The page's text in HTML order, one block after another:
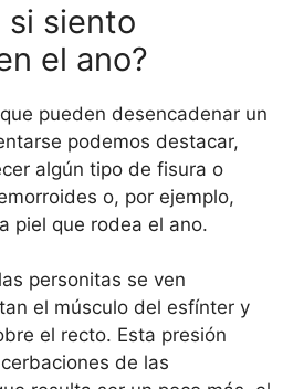
si siento
el ano?
pueden desencadenar un
podemos destacar,
algún tipo de fisura o
o, por ejemplo,
piel que rodea el ano.
personitas se ven
el músculo del esfínter y
el recto. Esta presión
de las